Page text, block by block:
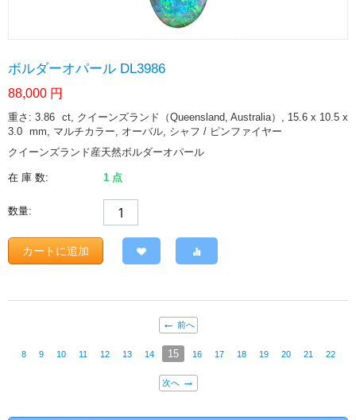
ボルダーオパール DL3986
88,000 円
重さ: 3.86 ct, クイーンズランド（Queensland, Australia）, 15.6 x 10.5 x
3.0 mm, マルチカラー, オーバル, シャフ / ピンファイヤー
クイーンズランド産天然ボルダーオパール
在 庫 数: 1 点
数量:
カートに追加
前へ
8 9 10 11 12 13 14 15 16 17 18 19 20 21 22
次へ